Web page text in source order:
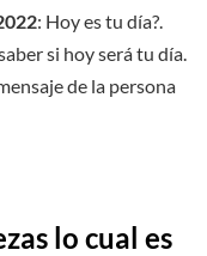
: Hoy es tu día?.
si hoy será tu día.
de la persona
lo cual es